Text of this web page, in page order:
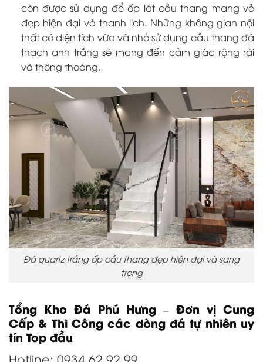
còn được sử dụng để ốp lát cầu thang mang vẻ
đẹp hiện đại và thanh lịch. Những không gian nội
thất có diện tích vừa và nhỏ sử dụng cầu thang đá
thạch anh trắng sẽ mang đến cảm giác rộng rãi
và thông thoáng.
Đá quartz trắng ốp cầu thang đẹp hiện đại và sang
trọng
Tổng Kho Đá Phú Hưng – Đơn vị Cung
Cấp & Thi Công các dòng đá tự nhiên uy
tín Top đầu